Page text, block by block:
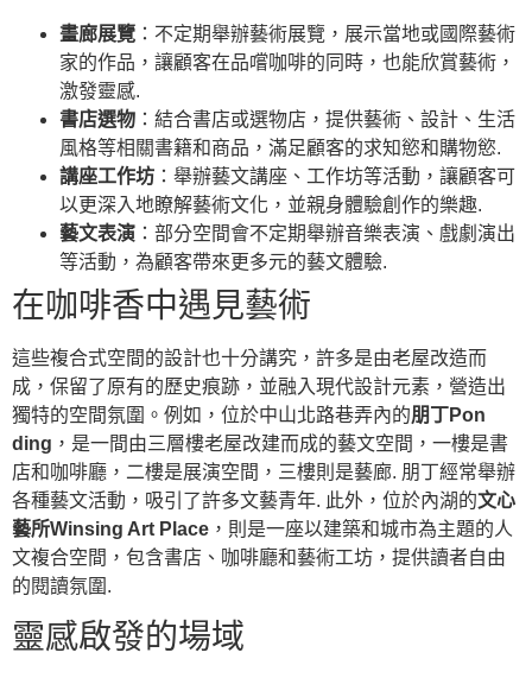
畫廊展覽 ：不定期舉辦藝術展覽，展示當地或國際藝術
家的作品，讓顧客在品嚐咖啡的同時，也能欣賞藝術，
激發靈感.
書店選物 ：結合書店或選物店，提供藝術、設計、生活
風格等相關書籍和商品，滿足顧客的求知慾和購物慾.
講座工作坊 ：舉辦藝文講座、工作坊等活動，讓顧客可
以更深入地瞭解藝術文化，並親身體驗創作的樂趣.
藝文表演 ：部分空間會不定期舉辦音樂表演、戲劇演出
等活動，為顧客帶來更多元的藝文體驗.
在咖啡香中遇見藝術
這些複合式空間的設計也十分講究，許多是由老屋改造而
成，保留了原有的歷史痕跡，並融入現代設計元素，營造出
獨特的空間氛圍。例如，位於中山北路巷弄內的朋丁Pon
ding ，是一間由三層樓老屋改建而成的藝文空間，一樓是書
店和咖啡廳，二樓是展演空間，三樓則是藝廊. 朋丁經常舉辦
各種藝文活動，吸引了許多文藝青年. 此外，位於內湖的文心
藝所Winsing Art Place ，則是一座以建築和城市為主題的人
文複合空間，包含書店、咖啡廳和藝術工坊，提供讀者自由
的閱讀氛圍.
靈感啟發的場域